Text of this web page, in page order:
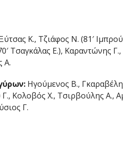
Ξύτσας Κ., Τζιάφος Ν. (81′
Τσαγκάλας Ε.), Καραντώνης
Α.
Ηγούμενος Β.,
Κολοβός Χ., Τσιρβούλης Α.,
Γ.